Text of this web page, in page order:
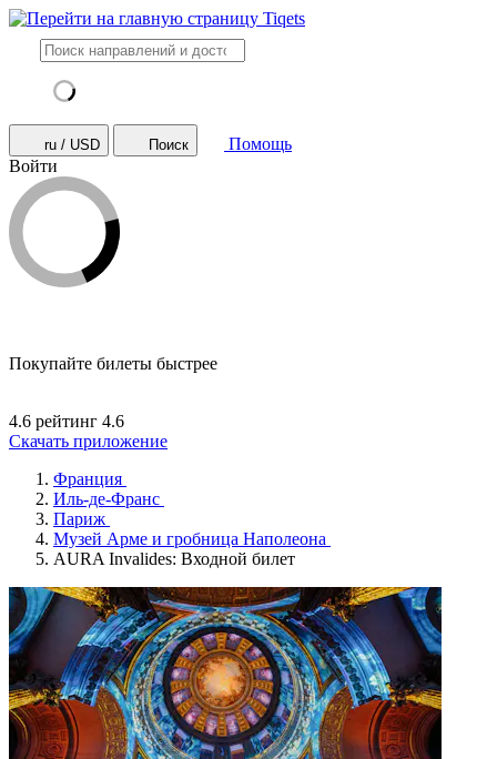
ru / USD Поиск
Помощь
Войти
Покупайте билеты быстрее
4.6 рейтинг 4.6
Скачать приложение
Франция
Иль-де-Франс
Париж
Музей Арме и гробница Наполеона
AURA Invalides: Входной билет